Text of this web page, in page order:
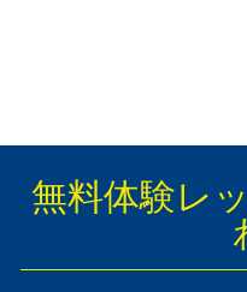
無料体験レ